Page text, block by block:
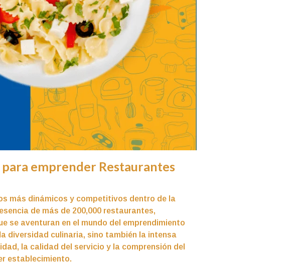
emprender Restaurantes
más dinámicos y competitivos dentro de la
de más de 200,000 restaurantes,
se aventuran en el mundo del emprendimiento
diversidad culinaria, sino también la intensa
la calidad del servicio y la comprensión del
establecimiento.